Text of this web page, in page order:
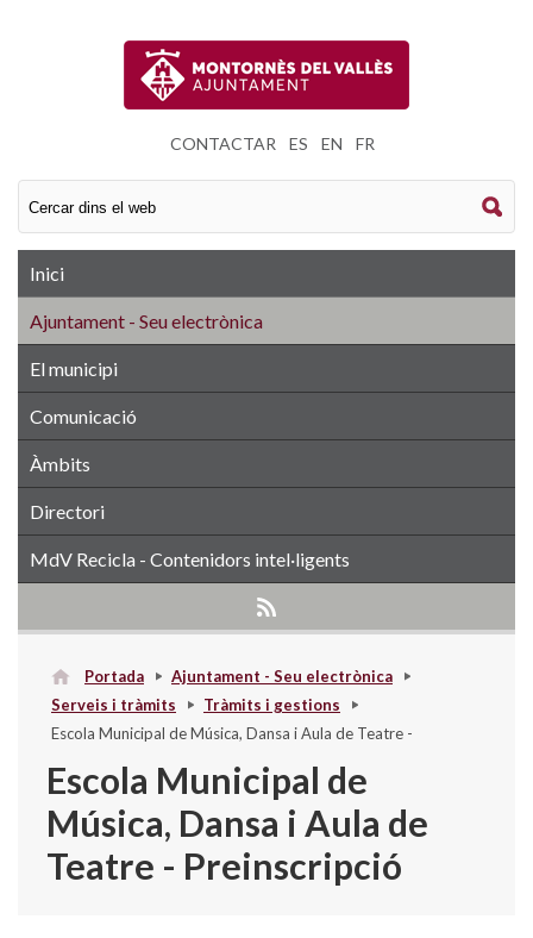
CONTACTAR ES EN FR
Inici
Ajuntament - Seu electrònica
El municipi
Comunicació
Àmbits
Directori
MdV Recicla - Contenidors intel·ligents
Portada
Ajuntament - Seu electrònica
Serveis i tràmits
Tràmits i gestions
Escola Municipal de Música, Dansa i Aula de Teatre -
Escola Municipal de
Música, Dansa i Aula de
Teatre - Preinscripció